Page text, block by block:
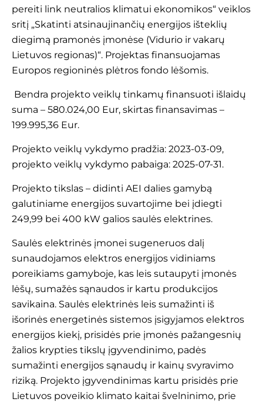
pereiti link neutralios klimatui ekonomikos“ veiklos
sritį „Skatinti atsinaujinančių energijos išteklių
diegimą pramonės įmonėse (Vidurio ir vakarų
Lietuvos regionas)“. Projektas finansuojamas
Europos regioninės plėtros fondo lėšomis.
Bendra projekto veiklų tinkamų finansuoti išlaidų
suma – 580.024,00 Eur, skirtas finansavimas –
199.995,36 Eur.
Projekto veiklų vykdymo pradžia: 2023-03-09,
projekto veiklų vykdymo pabaiga: 2025-07-31.
Projekto tikslas – didinti AEI dalies gamybą
galutiniame energijos suvartojime bei įdiegti
249,99 bei 400 kW galios saulės elektrines.
Saulės elektrinės įmonei sugeneruos dalį
sunaudojamos elektros energijos vidiniams
poreikiams gamyboje, kas leis sutaupyti įmonės
lėšų, sumažės sąnaudos ir kartu produkcijos
savikaina. Saulės elektrinės leis sumažinti iš
išorinės energetinės sistemos įsigyjamos elektros
energijos kiekį, prisidės prie įmonės pažangesnių
žalios krypties tikslų įgyvendinimo, padės
sumažinti energijos sąnaudų ir kainų svyravimo
riziką. Projekto įgyvendinimas kartu prisidės prie
Lietuvos poveikio klimato kaitai švelninimo, prie